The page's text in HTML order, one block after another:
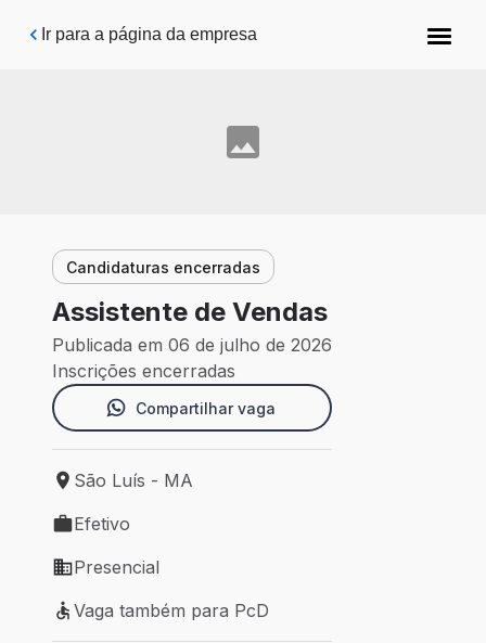
Pular para o conteúdo principal
Ir para a página da empresa
Candidaturas encerradas
Assistente de Vendas
Publicada em 06 de julho de 2026
Inscrições encerradas
Compartilhar vaga
Local de trabalho: São Luís - MA
São Luís - MA
Tipo de vaga: Efetivo
Efetivo
Modelo de trabalho: Presencial
Presencial
Vaga também para PcD
Vaga também para PcD